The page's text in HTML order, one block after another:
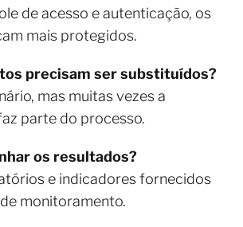
de acesso e autenticação, os
mais protegidos.
precisam ser substituídos?
mas muitas vezes a
parte do processo.
os resultados?
e indicadores fornecidos
monitoramento.